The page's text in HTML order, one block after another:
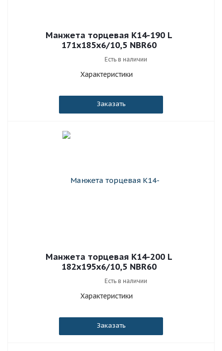
Манжета торцевая К14-190 L
171x185x6/10,5 NBR60
Есть в наличии
Характеристики
Заказать
Манжета торцевая К14-200 L
182x195x6/10,5 NBR60
Есть в наличии
Характеристики
Заказать